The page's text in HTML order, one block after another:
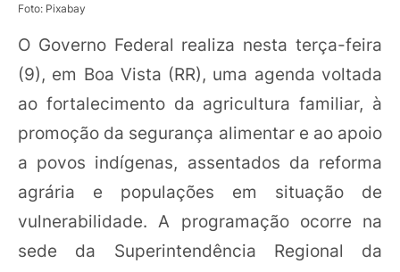
Foto: Pixabay
O Governo Federal realiza nesta terça-feira
(9), em Boa Vista (RR), uma agenda voltada
ao fortalecimento da agricultura familiar, à
promoção da segurança alimentar e ao apoio
a povos indígenas, assentados da reforma
agrária e populações em situação de
vulnerabilidade. A programação ocorre na
sede da Superintendência Regional da